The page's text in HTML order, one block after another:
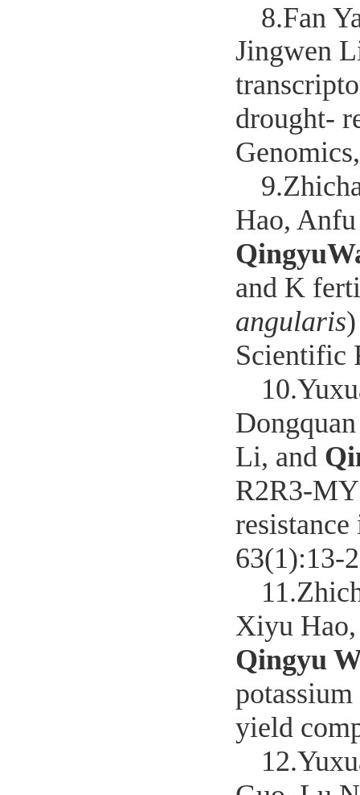
8.Fan
Jingwen
drought-
9.
Hao,
and K
angularis
Scientific
10.
Li, and
R2R3-
63(1):13-
11.
Xiyu
Qingyu
yield
12.